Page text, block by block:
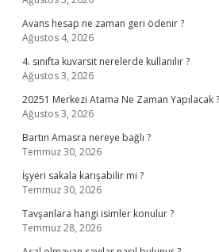
Avans hesap ne zaman geri ödenir ?
Ağustos 4, 2026
4. sınıfta kuvarsit nerelerde kullanılır ?
Ağustos 3, 2026
20251 Merkezi Atama Ne Zaman Yapılacak ?
Ağustos 3, 2026
Bartın Amasra nereye bağlı ?
Temmuz 30, 2026
İşyeri sakala karışabilir mi ?
Temmuz 30, 2026
Tavşanlara hangi isimler konulur ?
Temmuz 28, 2026